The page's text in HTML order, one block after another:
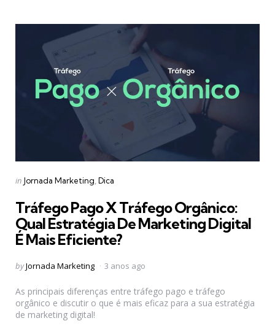
Categories
Posted
in Jornada Marketing Dica
Tráfego Pago X Tráfego Orgânico:
Qual Estratégia De Marketing Digital
É Mais Eficiente?
Posted
byJornada Marketing 3 anos ago
As principais diferenças entre tráfego pago e tráfego
orgânico e discutir o que é mais eficaz para a sua estratégia
de marketing digital!